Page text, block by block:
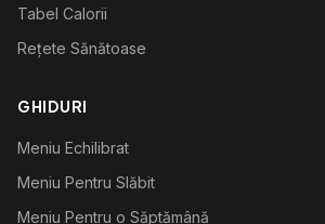
Tabel Calorii
Rețete Sănătoase
GHIDURI
Meniu Echilibrat
Meniu Pentru Slăbit
Meniu Pentru o Săptămână